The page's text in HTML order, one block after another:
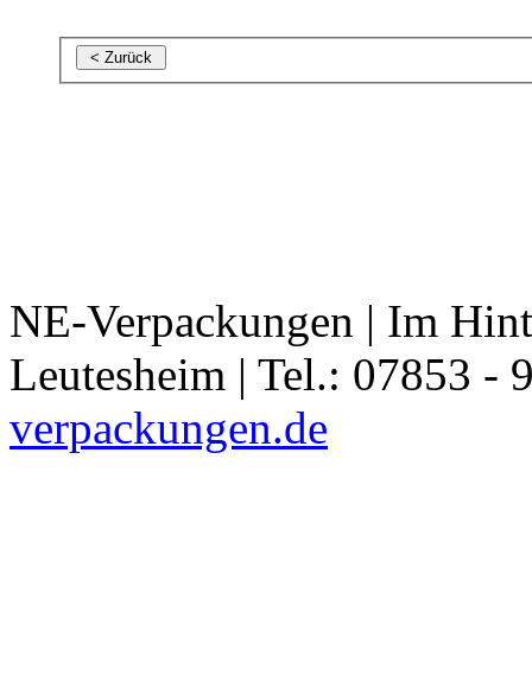
NE-Verpackungen | Im
Leutesheim | Tel.: 07853 -
verpackungen.de